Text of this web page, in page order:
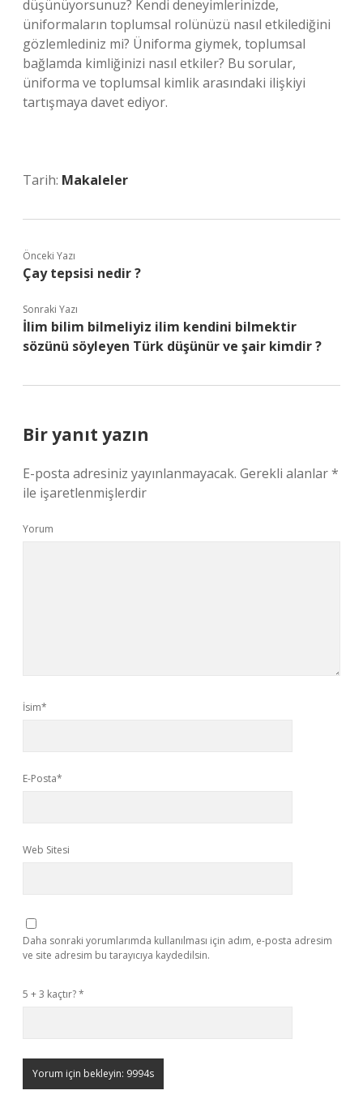
düşünüyorsunuz? Kendi deneyimlerinizde,
üniformaların toplumsal rolünüzü nasıl etkilediğini
gözlemlediniz mi? Üniforma giymek, toplumsal
bağlamda kimliğinizi nasıl etkiler? Bu sorular,
üniforma ve toplumsal kimlik arasındaki ilişkiyi
tartışmaya davet ediyor.
Tarih: Makaleler
Önceki Yazı
Çay tepsisi nedir ?
Sonraki Yazı
İlim bilim bilmeliyiz ilim kendini bilmektir
sözünü söyleyen Türk düşünür ve şair kimdir ?
Bir yanıt yazın
E-posta adresiniz yayınlanmayacak. Gerekli alanlar*
ile işaretlenmişlerdir
Yorum
İsim*
E-Posta*
Web Sitesi
Daha sonraki yorumlarımda kullanılması için adım, e-posta adresim
ve site adresim bu tarayıcıya kaydedilsin.
5 + 3 kaçtır?*